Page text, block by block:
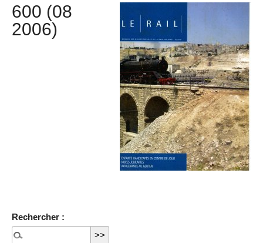
600 (08
2006)
Rechercher :